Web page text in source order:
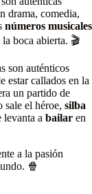
drama, comedia,
números musicales
boca abierta. 🎬
son auténticos
estar callados en la
un partido de
sale el héroe, silba
a bailar en
a la pasión
🍿